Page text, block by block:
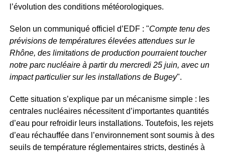
l’évolution des conditions météorologiques.
Selon un communiqué officiel d’EDF : "Compte tenu des
prévisions de températures élevées attendues sur le
Rhône, des limitations de production pourraient toucher
notre parc nucléaire à partir du mercredi 25 juin, avec un
impact particulier sur les installations de Bugey".
Cette situation s’explique par un mécanisme simple : les
centrales nucléaires nécessitent d’importantes quantités
d’eau pour refroidir leurs installations. Toutefois, les rejets
d’eau réchauffée dans l’environnement sont soumis à des
seuils de température réglementaires stricts, destinés à